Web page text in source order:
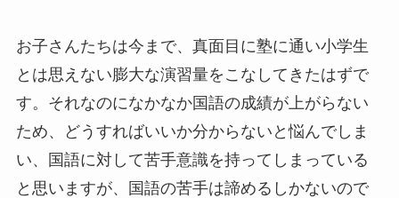
お子さんたちは今まで、真面目に塾に通い小学生
とは思えない膨大な演習量をこなしてきたはずで
す。それなのになかなか国語の成績が上がらない
ため、どうすればいいか分からないと悩んでしま
い、国語に対して苦手意識を持ってしまっている
と思いますが、国語の苦手は諦めるしかないので